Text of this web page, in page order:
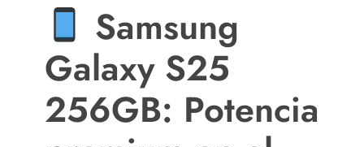
Samsung
Galaxy S25
256GB: Potencia